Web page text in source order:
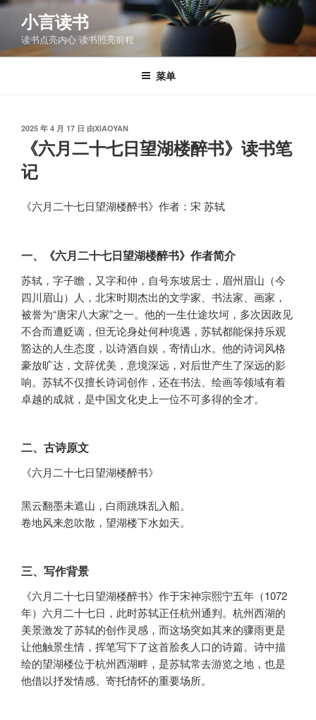
跳
容
小言读书
读书点亮内心 读书照亮前程
菜单
发
2025 年 4 月 17 日 由XIAOYAN
《六月二十七日望湖楼醉书》读书笔
记
《六月二十七日望湖楼醉书》作者：宋 苏轼
一、《六月二十七日望湖楼醉书》作者简介
苏轼，字子瞻，又字和仲，自号东坡居士，眉州眉山（今
四川眉山）人，北宋时期杰出的文学家、书法家、画家，
被誉为“唐宋八大家”之一。他的一生仕途坎坷，多次因政见
不合而遭贬谪，但无论身处何种境遇，苏轼都能保持乐观
豁达的人生态度，以诗酒自娱，寄情山水。他的诗词风格
豪放旷达，文辞优美，意境深远，对后世产生了深远的影
响。苏轼不仅擅长诗词创作，还在书法、绘画等领域有着
卓越的成就，是中国文化史上一位不可多得的全才。
二、古诗原文
《六月二十七日望湖楼醉书》
黑云翻墨未遮山，白雨跳珠乱入船。
卷地风来忽吹散，望湖楼下水如天。
三、写作背景
《六月二十七日望湖楼醉书》作于宋神宗熙宁五年（1072
年）六月二十七日，此时苏轼正任杭州通判。杭州西湖的
美景激发了苏轼的创作灵感，而这场突如其来的骤雨更是
让他触景生情，挥笔写下了这首脍炙人口的诗篇。诗中描
绘的望湖楼位于杭州西湖畔，是苏轼常去游览之地，也是
他借以抒发情感、寄托情怀的重要场所。